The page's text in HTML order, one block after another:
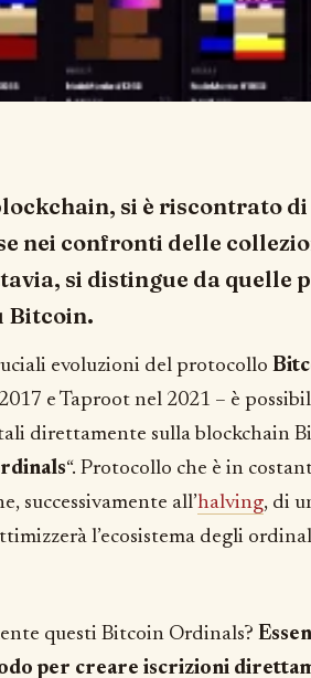
si è riscontrato
nei confronti delle
si distingue da quelle
Bitcoin.
evoluzioni del protocollo
e Taproot nel 2021 – è
direttamente sulla blockchain
“. Protocollo che è in
successivamente all’halving, di
l’ecosistema degli
questi Bitcoin Ordinals?
per creare iscrizioni